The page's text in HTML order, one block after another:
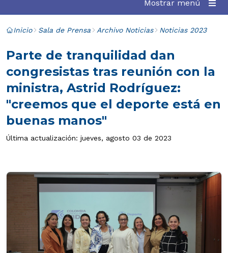
Mostrar menú
Inicio Sala de Prensa Archivo Noticias Noticias 2023
Parte de tranquilidad dan
congresistas tras reunión con la
ministra, Astrid Rodríguez:
"creemos que el deporte está en
buenas manos"
Última actualización: jueves, agosto 03 de 2023